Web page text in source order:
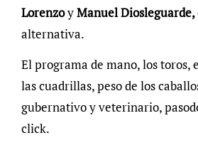
LorenzoyManuel Diosleguarde,
alternativa.
El programa de mano, los toros,
las cuadrillas, peso de los
gubernativo y veterinario,
click.